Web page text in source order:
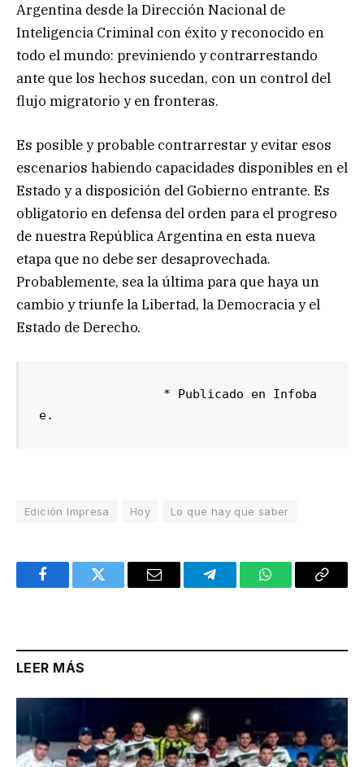
Argentina desde la Dirección Nacional de
Inteligencia Criminal con éxito y reconocido en
todo el mundo: previniendo y contrarrestando
ante que los hechos sucedan, con un control del
flujo migratorio y en fronteras.
Es posible y probable contrarrestar y evitar esos
escenarios habiendo capacidades disponibles en el
Estado y a disposición del Gobierno entrante. Es
obligatorio en defensa del orden para el progreso
de nuestra República Argentina en esta nueva
etapa que no debe ser desaprovechada.
Probablemente, sea la última para que haya un
cambio y triunfe la Libertad, la Democracia y el
Estado de Derecho.
e.
Edición Impresa Hoy Lo que hay que saber
FacebookTwitter Email TelegramWhatsAppCopy
LEER MÁS